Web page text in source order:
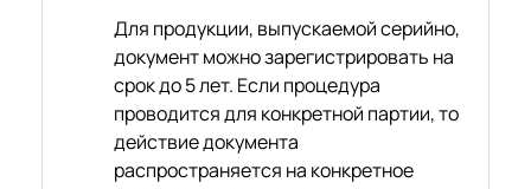
Для продукции, выпускаемой серийно,
документ можно зарегистрировать на
срок до 5 лет. Если процедура
проводится для конкретной партии, то
действие документа
распространяется на конкретное